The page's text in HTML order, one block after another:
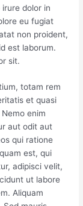
dolor in
eu fugiat
non proident,
est laborum.
sit.
totam rem
et quasi
enim
aut odit aut
qui ratione
est, qui
adipisci velit,
ut labore
Aliquam